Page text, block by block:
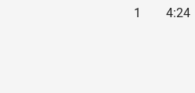
1 4:24